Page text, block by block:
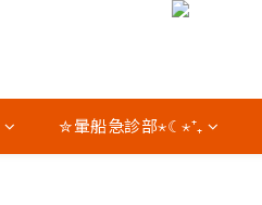
✮暈船急診部⋆☾⋆⁺₊